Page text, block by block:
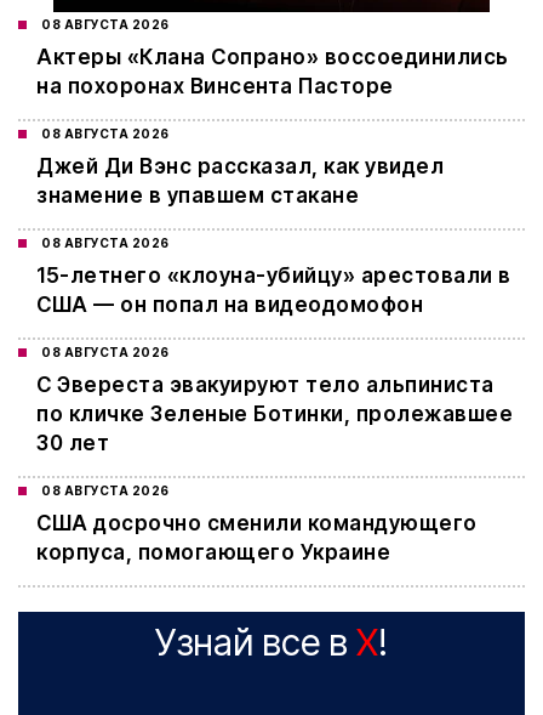
08 АВГУСТА 2026
Актеры «Клана Сопрано» воссоединились
на похоронах Винсента Пасторе
08 АВГУСТА 2026
Джей Ди Вэнс рассказал, как увидел
знамение в упавшем стакане
08 АВГУСТА 2026
15-летнего «клоуна-убийцу» арестовали в
США — он попал на видеодомофон
08 АВГУСТА 2026
С Эвереста эвакуируют тело альпиниста
по кличке Зеленые Ботинки, пролежавшее
30 лет
08 АВГУСТА 2026
США досрочно сменили командующего
корпуса, помогающего Украине
Узнай все в X!